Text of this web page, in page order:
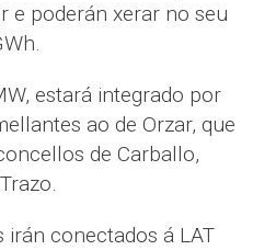
e poderán xerar no seu
estará integrado por
ao de Orzar, que
de Carballo,
irán conectados á LAT